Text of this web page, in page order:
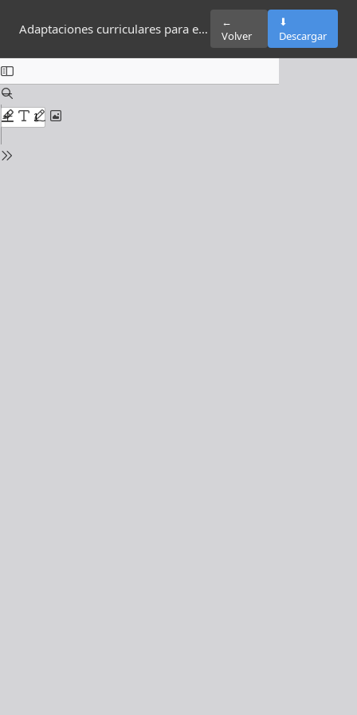
Adaptaciones curriculares para estudiantes de la Universidad Nacional de Loja con NEE asociadas a la discapacidad.
←
Volver
⬇
Descargar